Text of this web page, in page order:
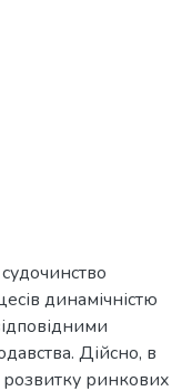
динамічністю
Дійсно, в
ринкових